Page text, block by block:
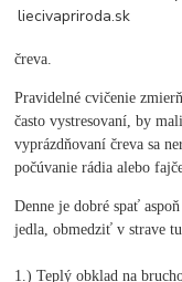
čreva.
Pravidelné cvičenie
často vystresovaní, by
vyprázdňovaní čreva sa
počúvanie rádia alebo
Denne je dobré spať
jedla, obmedziť v strave
1.) Teplý obklad na